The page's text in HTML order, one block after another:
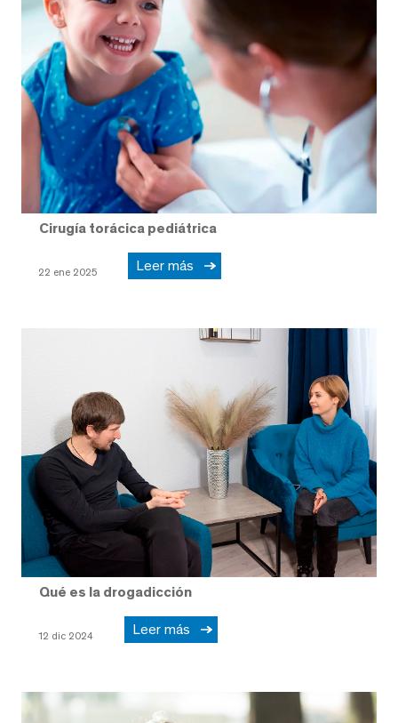
Cirugía torácica pediátrica
22 ene 2025 Leer más
Qué es la drogadicción
12 dic 2024 Leer más